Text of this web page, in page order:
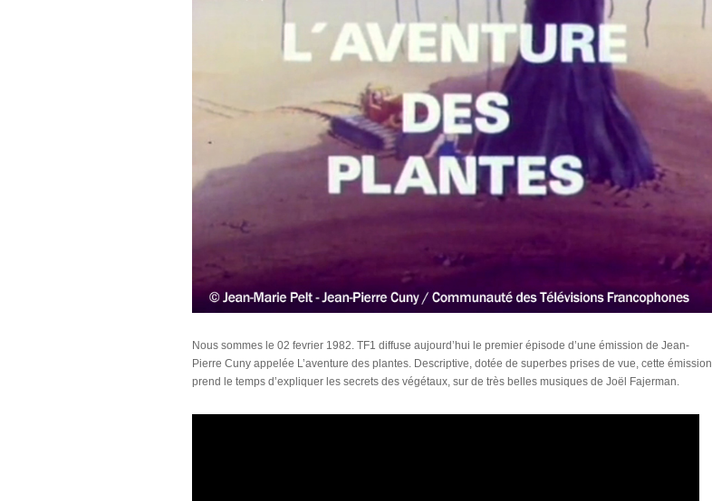
Nous sommes le 02 fevrier 1982. TF1 diffuse aujourd’hui le premier épisode d’une émission de Jean-
Pierre Cuny appelée L’aventure des plantes. Descriptive, dotée de superbes prises de vue, cette émission
prend le temps d’expliquer les secrets des végétaux, sur de très belles musiques de Joël Fajerman.